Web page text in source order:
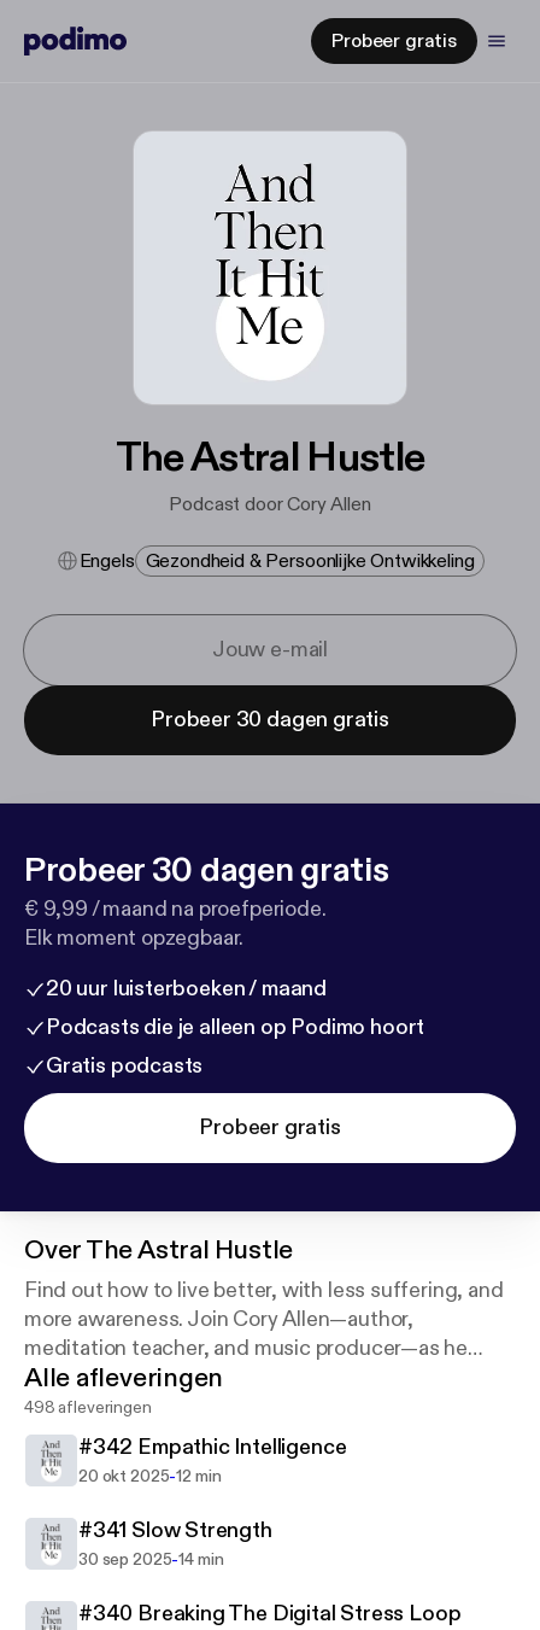
Probeer gratis
The Astral Hustle
Podcast door Cory Allen
Engels Gezondheid & Persoonlijke Ontwikkeling
Probeer 30 dagen gratis
Probeer 30 dagen gratis
€ 9,99 / maand na proefperiode.
Elk moment opzegbaar.
20 uur luisterboeken / maand
Podcasts die je alleen op Podimo hoort
Gratis podcasts
Probeer gratis
OverThe Astral Hustle
Find out how to live better, with less suffering, and
more awareness. Join Cory Allen—author,
meditation teacher, and music producer—as he
asks leading experts in mindfulness, neuroscience,
music, and philosophy to share their wisdom.
Alle afleveringen
498 afleveringen
#342 Empathic Intelligence
20 okt 2025-12 min
#341 Slow Strength
30 sep 2025-14 min
#340 Breaking The Digital Stress Loop